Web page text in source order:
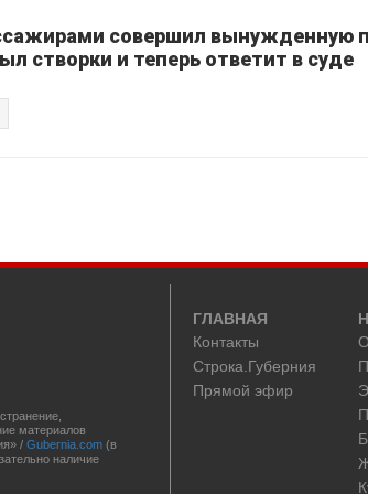
совершил вынужденную
створки и теперь ответит в суде
материалов
/ Gubernia.com (в
наличие
ГЛАВНАЯ
Контакты
Строка.Губерния
Прямой эфир